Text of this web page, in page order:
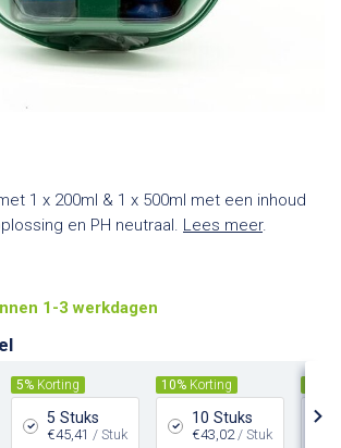
1 x 200ml & 1 x 500ml met een inhoud
en PH neutraal. Lees meer.
1-3 werkdagen
5% Korting
5 Stuks
€45,41 / Stuk
10% Korting
10 Stuks
€43,02 / Stuk